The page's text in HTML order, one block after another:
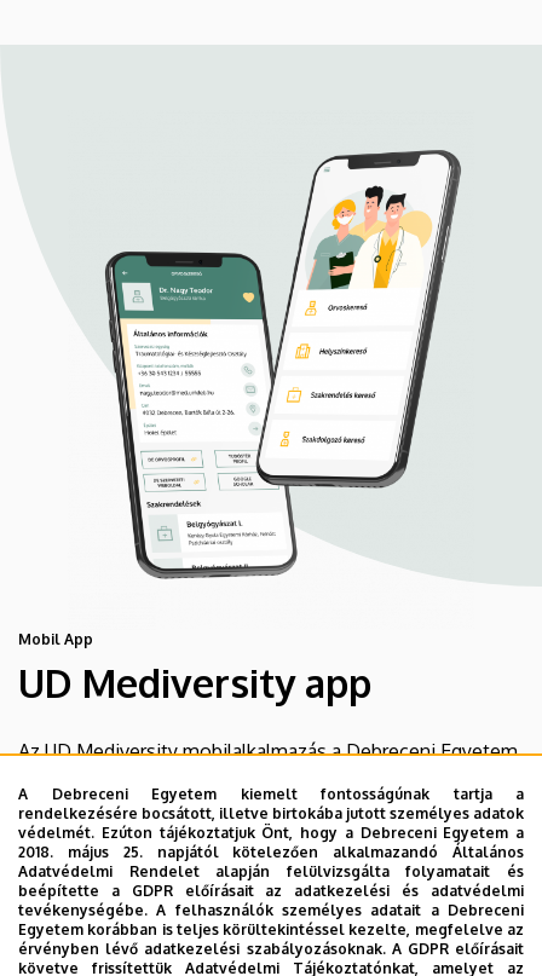
A Debreceni Egyetem kiemelt fontosságúnak tartja a
rendelkezésére bocsátott, illetve birtokába jutott személyes adatok
védelmét. Ezúton tájékoztatjuk Önt, hogy a Debreceni Egyetem a
2018. május 25. napjától kötelezően alkalmazandó Általános
Adatvédelmi Rendelet alapján felülvizsgálta folyamatait és
beépítette a GDPR előírásait az adatkezelési és adatvédelmi
tevékenységébe. A felhasználók személyes adatait a Debreceni
Egyetem korábban is teljes körültekintéssel kezelte, megfelelve az
érvényben lévő adatkezelési szabályozásoknak. A GDPR előírásait
követve frissítettük Adatvédelmi Tájékoztatónkat, amelyet az
Mobil App
UD Mediversity app
Az UD Mediversity mobilalkalmazás a Debreceni Egyetem
előremutató fejlesztése, melynek célja, hogy a betegek
és a hozzátartozók egyszerűen, gyorsan
eligazodhassanak a Klinikai Központ szolgáltatásai
között, mert az Ön egészsége a mi prioritásunk. A
Debreceni Egyetem egészségügyi ellátáskereső
alkalmazása lehetővé teszi felhasználói számára az
egyetem egészségügyi információihoz való naprakész